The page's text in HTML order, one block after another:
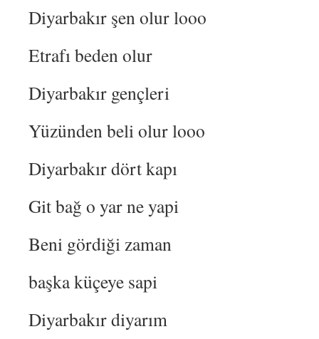
Diyarbakır şen olur looo
Etrafı beden olur
Diyarbakır gençleri
Yüzünden beli olur looo
Diyarbakır dört kapı
Git bağ o yar ne yapi
Beni gördiği zaman
başka küçeye sapi
Diyarbakır diyarım